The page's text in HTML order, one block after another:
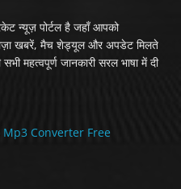
न्यूज़ पोर्टल है जहाँ आपको
खबरें, मैच शेड्यूल और अपडेट मिलते
महत्वपूर्ण जानकारी सरल भाषा में दी
Mp3 Converter Free